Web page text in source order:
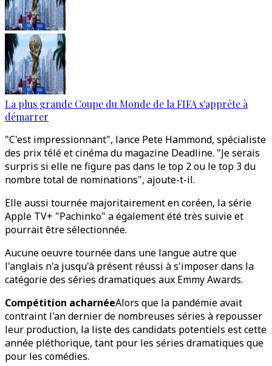
La plus grande Coupe du Monde de la FIFA s'apprête à
démarrer
"C'est impressionnant", lance Pete Hammond, spécialiste
des prix télé et cinéma du magazine Deadline. "Je serais
surpris si elle ne figure pas dans le top 2 ou le top 3 du
nombre total de nominations", ajoute-t-il.
Elle aussi tournée majoritairement en coréen, la série
Apple TV+ "Pachinko" a également été très suivie et
pourrait être sélectionnée.
Aucune oeuvre tournée dans une langue autre que
l'anglais n'a jusqu'à présent réussi à s'imposer dans la
catégorie des séries dramatiques aux Emmy Awards.
Compétition acharnéeAlors que la pandémie avait
contraint l'an dernier de nombreuses séries à repousser
leur production, la liste des candidats potentiels est cette
année pléthorique, tant pour les séries dramatiques que
pour les comédies.